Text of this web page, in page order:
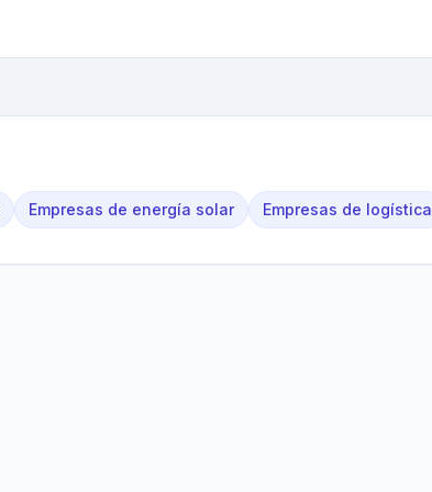
Empresas de energía solar Empresas de logística